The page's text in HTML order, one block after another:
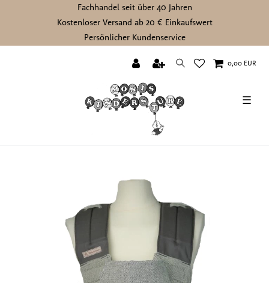
Fachhandel seit über 40 Jahren
Kostenloser Versand ab 20 € Einkaufswert
Persönlicher Kundenservice
0,00 EUR
☰